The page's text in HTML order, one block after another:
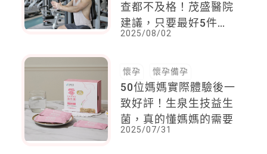
查都不及格！茂盛醫院
建議，只要最好5件
事，三個月就能獲得改
2025/08/02
懷孕 懷孕備孕
50位媽媽實際體驗後一
致好評！生泉生技益生
菌，真的懂媽媽的需要
2025/07/31